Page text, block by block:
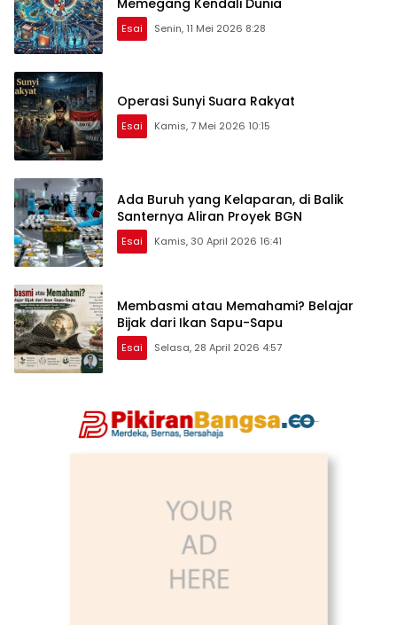
Esai Senin, 11 Mei 2026 8:28
Operasi Sunyi Suara Rakyat
Esai Kamis, 7 Mei 2026 10:15
Ada Buruh yang Kelaparan, di Balik
Santernya Aliran Proyek BGN
Esai Kamis, 30 April 2026 16:41
Membasmi atau Memahami? Belajar
Bijak dari Ikan Sapu-Sapu
Esai Selasa, 28 April 2026 4:57